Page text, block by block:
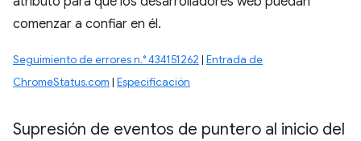
comenzar a confiar en él.
Seguimiento de errores n.° 434151262 | Entrada de
ChromeStatus.com | Especificación
Supresión de eventos de puntero al inicio del